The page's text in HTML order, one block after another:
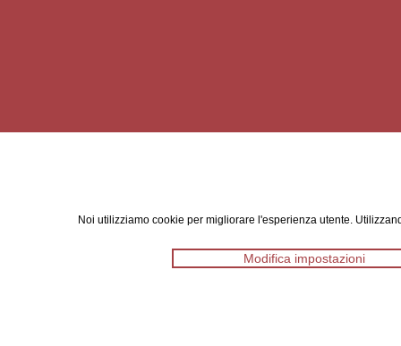
Noi utilizziamo cookie per migliorare l'esperienza utente.
Modifica impostazioni